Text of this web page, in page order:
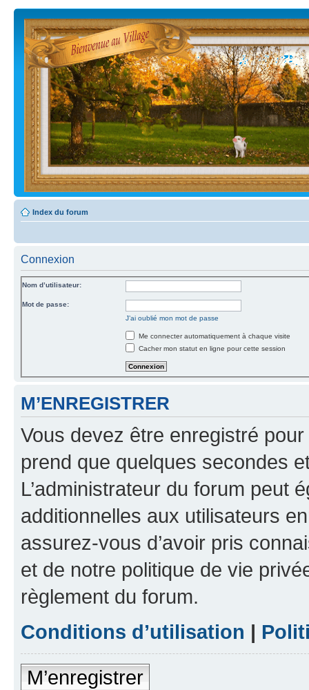
Index du forum
Connexion
Nom d’utilisateur:
Mot de passe:
J’ai oublié mon mot de passe
Me connecter automatiquement à chaque visite
Cacher mon statut en ligne pour cette session
M’ENREGISTRER
Vous devez être enregistré
prend que quelques secondes
L’administrateur du forum peut
additionnelles aux utilisateurs
assurez-vous d’avoir pris
et de notre politique de vie
règlement du forum.
Conditions d’utilisation |
M’enregistrer